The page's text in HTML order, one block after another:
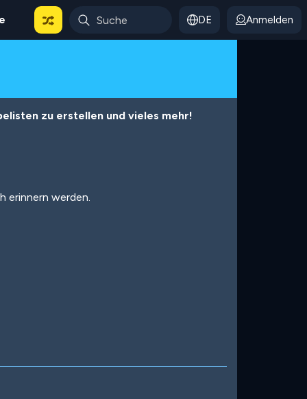
DE Anmelden
zu erstellen und vieles mehr!
erinnern werden.